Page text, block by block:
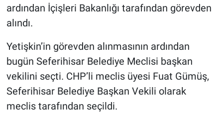
ardından İçişleri Bakanlığı tarafından görevden
alındı.
Yetişkin’in görevden alınmasının ardından
bugün Seferihisar Belediye Meclisi başkan
vekilini seçti. CHP’li meclis üyesi Fuat Gümüş,
Seferihisar Belediye Başkan Vekili olarak
meclis tarafından seçildi.